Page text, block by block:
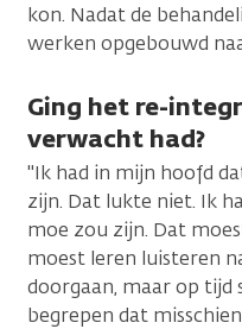
kon. Nadat de
werken opgebouwd
Ging het re-
verwacht had?
"Ik had in mijn hoofd
zijn. Dat lukte niet. Ik
moe zou zijn. Dat
moest leren luisteren
doorgaan, maar op tijd
begrepen dat